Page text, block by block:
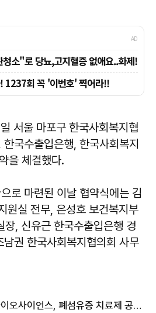
서울 마포구 한국사회복지협
국수출입은행, 한국사회복지
을 체결했다.
로 마련된 이날 협약식에는 김
원실 전무, 은성호 보건복지부
장, 신유근 한국수출입은행 경
권 한국사회복지협의회 사무
HK이노엔-넥스트젠바이오사이언스, 폐섬유증 치료제 공동 개발 추진